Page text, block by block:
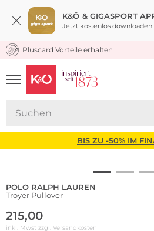
K&Ö & GIGASPORT
Jetzt kostenlos downloaden
KOSTENLOSER VERSAND*
Pluscard Vorteile erhalten
UNSERE APP
CLICK &
BIS ZU -50% IM
POLO RALPH LAUREN
Troyer Pullover
215,00
inkl. Mwst zzgl. Versandkosten